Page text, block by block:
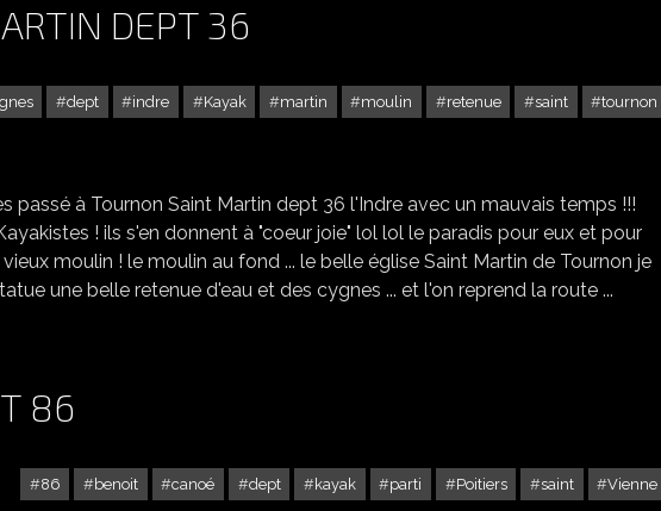
DEPT 36
dept indre Kayak martin moulin retenue saint tournon
passé à Tournon Saint Martin dept 36 l'Indre avec un mauvais temps !!!
! ils s'en donnent à "coeur joie" lol lol le paradis pour eux et pour
moulin ! le moulin au fond ... le belle église Saint Martin de Tournon je
une belle retenue d'eau et des cygnes ... et l'on reprend la route ...
86
86 benoit canoé dept kayak parti Poitiers saint Vienne
SAINT-BENOIT DEPT 86